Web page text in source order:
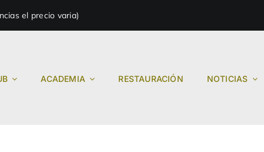
el precio varia)
ACADEMIA RESTAURACIÓN NOTICIAS